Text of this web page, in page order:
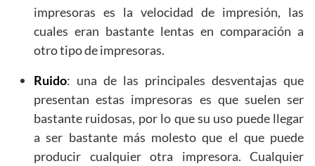
impresoras es la velocidad de impresión, las
cuales eran bastante lentas en comparación a
otro tipo de impresoras.
Ruido: una de las principales desventajas que
presentan estas impresoras es que suelen ser
bastante ruidosas, por lo que su uso puede llegar
a ser bastante más molesto que el que puede
producir cualquier otra impresora. Cualquier